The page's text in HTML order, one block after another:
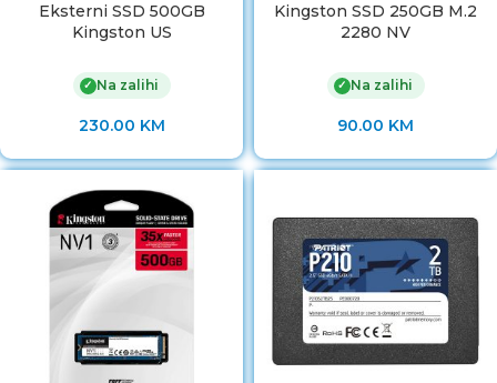
Eksterni SSD 500GB
Kingston US
✓ Na zalihi
230.00 KM
Kingston SSD 250GB M.2
2280 NV
✓ Na zalihi
90.00 KM